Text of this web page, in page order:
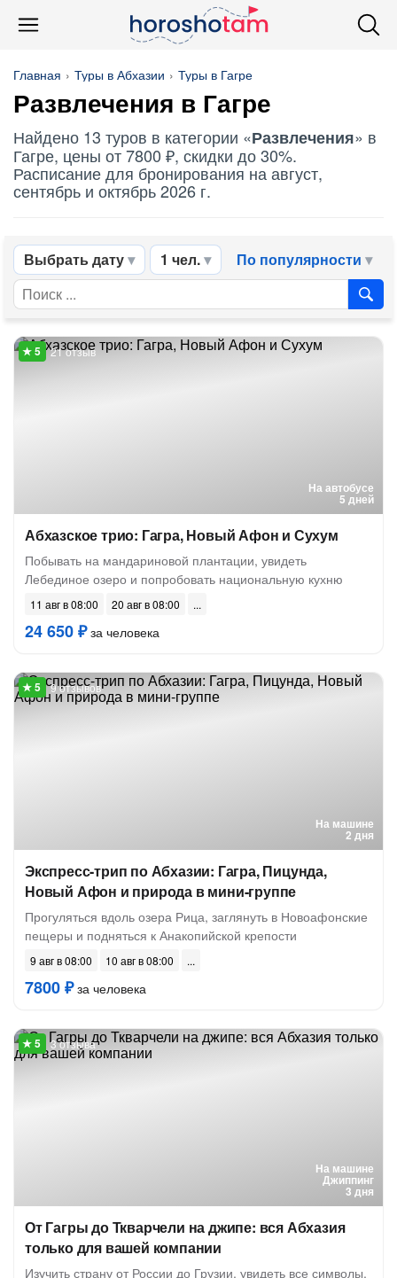
Главная Туры в Абхазии Туры в Гагре
Развлечения в Гагре
Найдено 13 туров в категории «Развлечения» в
Гагре, цены от 7800 ₽, скидки до 30%.
Расписание для бронирования на август,
сентябрь и октябрь 2026 г.
Выбрать дату 1 чел. По популярности
На автобусе
5 дней
21 отзыв
Абхазское трио: Гагра, Новый Афон и Сухум
Побывать на мандариновой плантации, увидеть
Лебединое озеро и попробовать национальную кухню
11 авг в 08:00 20 авг в 08:00
24 650 ₽за человека
На машине
2 дня
9 отзывов
Экспресс-трип по Абхазии: Гагра, Пицунда,
Новый Афон и природа в мини-группе
Прогуляться вдоль озера Рица, заглянуть в Новоафонские
пещеры и подняться к Анакопийской крепости
9 авг в 08:00 10 авг в 08:00
7800 ₽за человека
На машине
Джиппинг
3 дня
3 отзыва
От Гагры до Ткварчели на джипе: вся Абхазия
только для вашей компании
Изучить страну от России до Грузии, увидеть все символы,